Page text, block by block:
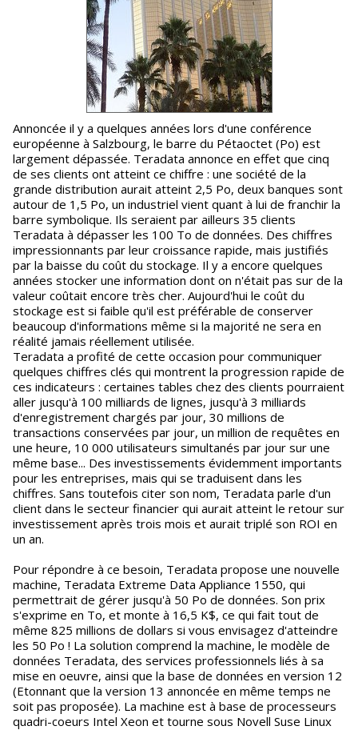
Annoncée il y a quelques années lors d'une conférence
européenne à Salzbourg, le barre du Pétaoctet (Po) est
largement dépassée. Teradata annonce en effet que cinq
de ses clients ont atteint ce chiffre : une société de la
grande distribution aurait atteint 2,5 Po, deux banques sont
autour de 1,5 Po, un industriel vient quant à lui de franchir la
barre symbolique. Ils seraient par ailleurs 35 clients
Teradata à dépasser les 100 To de données. Des chiffres
impressionnants par leur croissance rapide, mais justifiés
par la baisse du coût du stockage. Il y a encore quelques
années stocker une information dont on n'était pas sur de la
valeur coûtait encore très cher. Aujourd'hui le coût du
stockage est si faible qu'il est préférable de conserver
beaucoup d'informations même si la majorité ne sera en
réalité jamais réellement utilisée.
Teradata a profité de cette occasion pour communiquer
quelques chiffres clés qui montrent la progression rapide de
ces indicateurs : certaines tables chez des clients pourraient
aller jusqu'à 100 milliards de lignes, jusqu'à 3 milliards
d'enregistrement chargés par jour, 30 millions de
transactions conservées par jour, un million de requêtes en
une heure, 10 000 utilisateurs simultanés par jour sur une
même base... Des investissements évidemment importants
pour les entreprises, mais qui se traduisent dans les
chiffres. Sans toutefois citer son nom, Teradata parle d'un
client dans le secteur financier qui aurait atteint le retour sur
investissement après trois mois et aurait triplé son ROI en
un an.
Pour répondre à ce besoin, Teradata propose une nouvelle
machine, Teradata Extreme Data Appliance 1550, qui
permettrait de gérer jusqu'à 50 Po de données. Son prix
s'exprime en To, et monte à 16,5 K$, ce qui fait tout de
même 825 millions de dollars si vous envisagez d'atteindre
les 50 Po ! La solution comprend la machine, le modèle de
données Teradata, des services professionnels liés à sa
mise en oeuvre, ainsi que la base de données en version 12
(Etonnant que la version 13 annoncée en même temps ne
soit pas proposée). La machine est à base de processeurs
quadri-coeurs Intel Xeon et tourne sous Novell Suse Linux